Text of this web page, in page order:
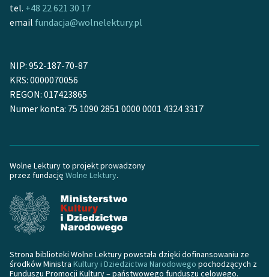
tel. +48 22 621 30 17
email fundacja@wolnelektury.pl
NIP: 952-187-70-87
KRS: 0000070056
REGON: 017423865
Numer konta: 75 1090 2851 0000 0001 4324 3317
Wolne Lektury to projekt prowadzony
przez fundację Wolne Lektury.
Strona biblioteki Wolne Lektury powstała dzięki dofinansowaniu ze
środków Ministra Kultury i Dziedzictwa Narodowego pochodzących z
Funduszu Promocji Kultury – państwowego funduszu celowego.